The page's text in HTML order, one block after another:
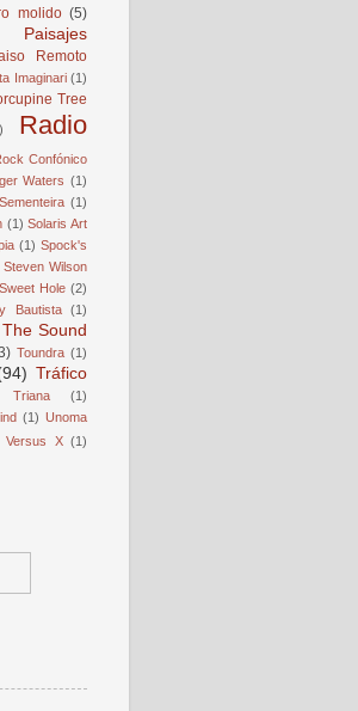
molido (5)
Paisajes
Remoto
Imaginari (1)
Tree
Radio
Confónico
Waters (1)
Sementeira (1)
(1) Solaris Art
(1) Spock's
Steven Wilson
Sweet Hole (2)
Bautista (1)
The Sound
Toundra (1)
Tráfico
Triana
(1)
(1) Unoma
Versus X (1)